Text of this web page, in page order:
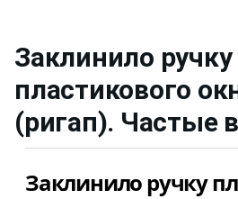
Заклинило ручку
пластикового
(ригап). Частые
Заклинило ручку